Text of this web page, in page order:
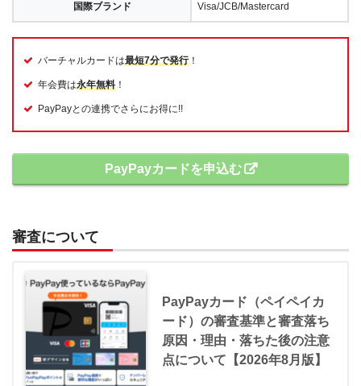
国際ブランド Visa/JCB/Mastercard
バーチャルカードは最短7分で発行！
年会費は永年無料 ！
PayPayとの連携でさらにお得に!!
PayPayカードを申込む
審査について
PayPayカード（ペイペイカ
ード）の審査基準と審査落ち
原因・理由・落ちた後の注意
点について【2026年8月版】